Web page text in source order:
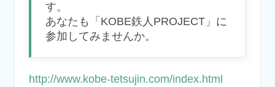
す。
あなたも「KOBE鉄人PROJECT」に
参加してみませんか。
http://www.kobe-tetsujin.com/index.html